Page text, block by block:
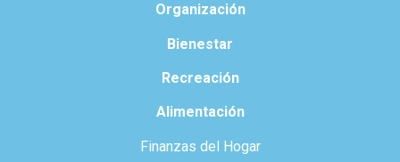
Organización
Bienestar
Recreación
Alimentación
Finanzas del Hogar